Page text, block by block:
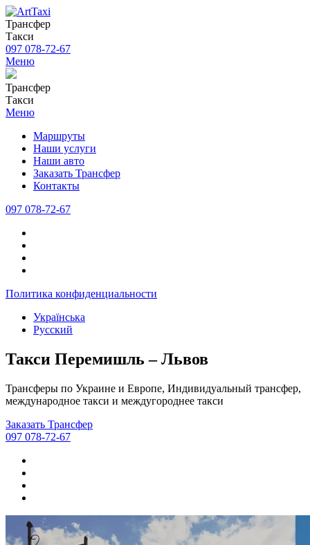
Трансфер
Такси
097 078-72-67
Меню
Трансфер
Такси
Меню
Маршруты
Наши услуги
Наши авто
Заказать Трансфер
Контакты
097 078-72-67
Политика конфиденциальности
Українська
Русский
Такси Перемишль – Львов
Трансферы по Украине и Европе, Индивидуальный трансфер,
международное такси и междугороднее такси
Заказать Трансфер
097 078-72-67